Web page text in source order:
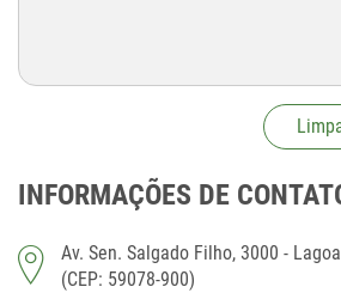
INFORMAÇÕES DE
Av. Sen. Salgado Filho, 3000 -
(CEP: 59078-900)